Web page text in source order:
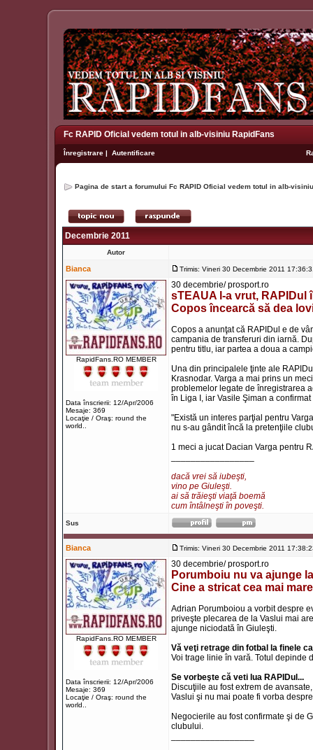
Fc RAPID Oficial vedem totul in alb-visiniu RapidFans
Înregistrare | Autentificare
Pagina de start a forumului Fc RAPID Oficial vedem totul in alb-
Decembrie 2011
Autor
Bianca Trimis: Vineri 30 Decembrie 2011
RapidFans.RO MEMBER
Data înscrierii: 12/Apr/2006
Mesaje: 369
Locaţie / Oraş: round the
world..
30 decembrie/ prosport.ro
sTEAUA l-a vrut, RAPIDul
Copos încearcă să dea
Copos a anunţat că RAPIDul e de
campania de transferuri din iarnă.
pentru titlu, iar partea a doua a
Una din principalele ţinte ale
Krasnodar. Varga a mai prins un
problemelor legate de înregistrarea
în Liga I, iar Vasile Şiman a
"Există un interes parţial pentru
nu s-au gândit încă la pretenţiile
1 meci a jucat Dacian Varga pentru
dacă vrei să iubeşti,
vino pe Giuleşti.
ai să trăieşti viaţă boemă
cum întâlneşti în poveşti.
Sus
Bianca Trimis: Vineri 30 Decembrie 2011
RapidFans.RO MEMBER
Data înscrierii: 12/Apr/2006
Mesaje: 369
Locaţie / Oraş: round the
world..
30 decembrie/ prosport.ro
Porumboiu nu va ajunge
Cine a stricat cea mai
Adrian Porumboiou a vorbit despre
priveşte plecarea de la Vaslui mai
ajunge niciodată în Giuleşti.
Vă veţi retrage din fotbal la finele
Voi trage linie în vară. Totul depinde
Se vorbeşte că veti lua RAPIDul...
Discuţiile au fost extrem de
Vaslui şi nu mai poate fi vorba
Negocierile au fost confirmate şi de
clubului.